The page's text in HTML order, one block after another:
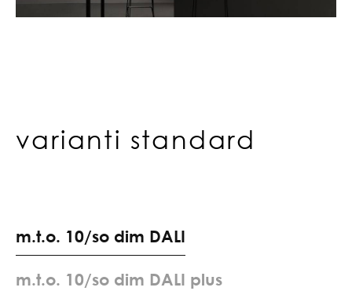
varianti standard
m.t.o. 10/so dim DALI
m.t.o. 10/so dim DALI plus